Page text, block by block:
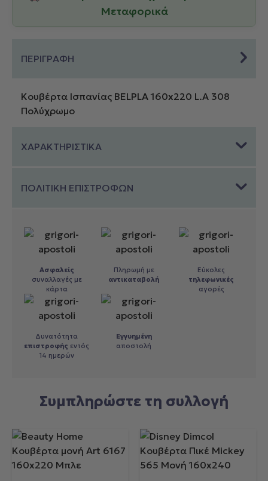
Μεταφορικά
ΠΕΡΙΓΡΑΦΗ
Κουβέρτα Ισπανίας BELPLA 160x220 L.A 308
Πολύχρωμο
ΧΑΡΑΚΤΗΡΙΣΤΙΚΑ
ΠΟΛΙΤΙΚΗ ΕΠΙΣΤΡΟΦΩΝ
Ασφαλείς
συναλλαγές με
κάρτα
Πληρωμή με
αντικαταβολή
Εύκολες
τηλεφωνικές
αγορές
Δυνατότητα
επιστροφής εντός
14 ημερών
Εγγυημένη
αποστολή
Συμπληρώστε τη συλλογή